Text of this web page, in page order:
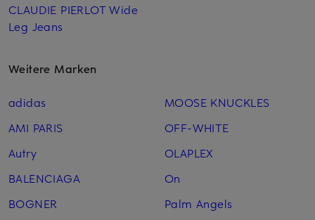
CLAUDIE PIERLOT Wide
Leg Jeans
Weitere Marken
adidas
AMI PARIS
Autry
BALENCIAGA
BOGNER
MOOSE KNUCKLES
OFF-WHITE
OLAPLEX
On
Palm Angels